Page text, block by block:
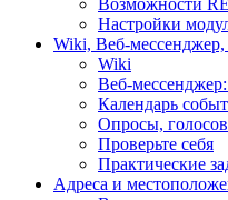
Возможности
Настройки
Wiki, Веб-
Wiki
Веб-
Календарь
Опросы,
Проверьте себя
Практические
Адреса и